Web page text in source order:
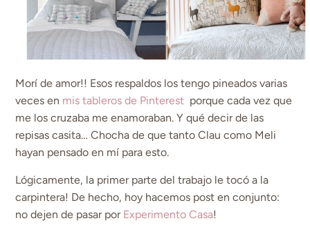
Morí de amor!! Esos respaldos los tengo pineados varias
veces en mis tableros de Pinterest porque cada vez que
me los cruzaba me enamoraban. Y qué decir de las
repisas casita… Chocha de que tanto Clau como Meli
hayan pensado en mí para esto.
Lógicamente, la primer parte del trabajo le tocó a la
carpintera! De hecho, hoy hacemos post en conjunto:
no dejen de pasar por Experimento Casa!